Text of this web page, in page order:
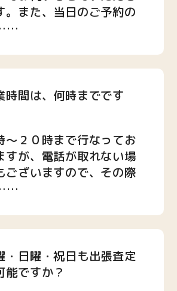
。また、当日のご予約の
時間は、何時までです
〜２０時まで行なってお
すが、電話が取れない場
ございますので、その際
・日曜・祝日も出張査定
能ですか？